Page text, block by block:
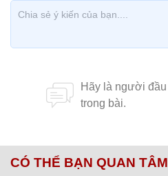
CÓ THỂ BẠN QUAN TÂM